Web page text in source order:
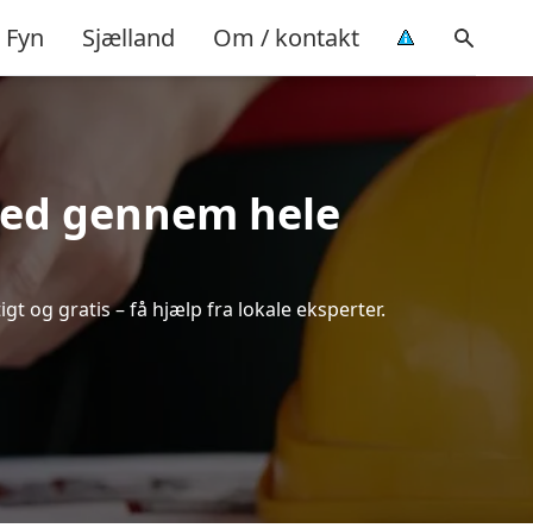
Fyn Sjælland Om / kontakt
gennem hele
og gratis – få hjælp fra lokale eksperter.